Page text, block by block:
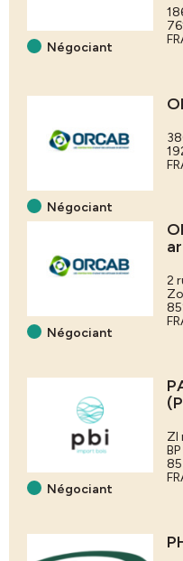
Négociant
Négociant
Négociant
2
Négociant
ZI